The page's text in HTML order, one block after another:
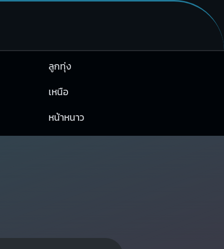
ลูกทุ่ง
เหนือ
หน้าหนาว